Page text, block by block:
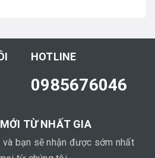
HOTLINE
0985676046
TỪ NHẤT GIA
và bạn sẽ nhận được sớm nhất